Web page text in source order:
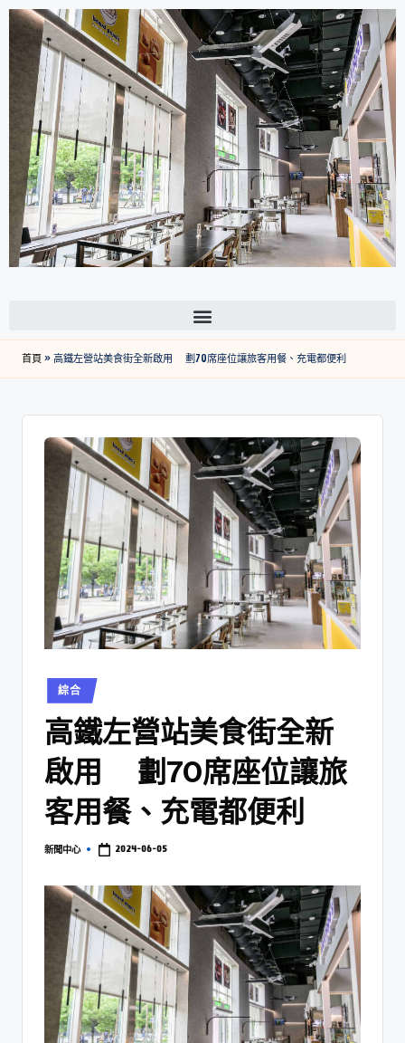
首頁»高鐵左營站美食街全新啟用 劃70席座位讓旅客用餐、充電都便利
綜合
高鐵左營站美食街全新
啟用 劃70席座位讓旅
客用餐、充電都便利
新聞中心 2024-06-05